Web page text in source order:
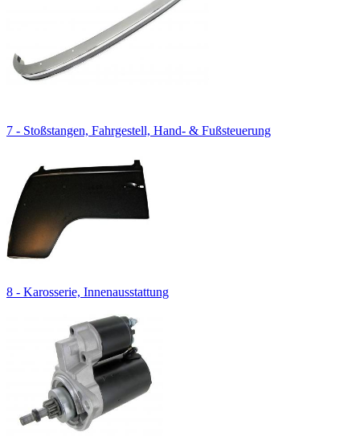
7 - Stoßstangen, Fahrgestell, Hand- & Fußsteuerung
8 - Karosserie, Innenausstattung